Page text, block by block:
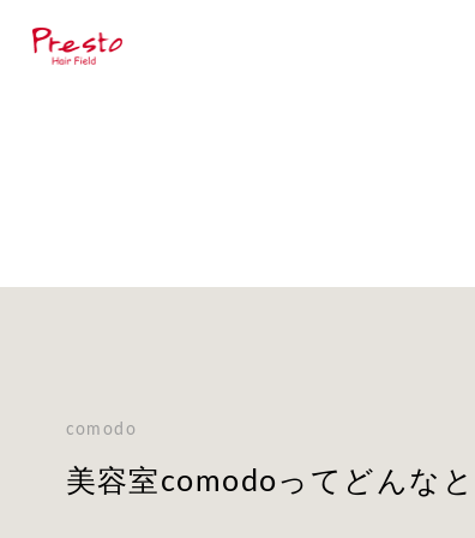
comodo
美容室comodoってどんな